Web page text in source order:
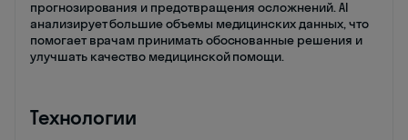
прогнозирования и предотвращения осложнений. AI
анализирует большие объемы медицинских данных, что
помогает врачам принимать обоснованные решения и
улучшать качество медицинской помощи.
Технологии